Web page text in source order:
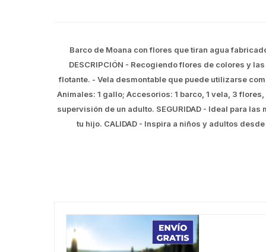
Barco de Moana con flores que tiran agua
DESCRIPCIÓN - Recogiendo flores de colores y
flotante. - Vela desmontable que puede utilizarse
Animales: 1 gallo; Accesorios: 1 barco, 1 vela, 3
supervisión de un adulto. SEGURIDAD - Ideal para
tu hijo. CALIDAD - Inspira a niños y adultos